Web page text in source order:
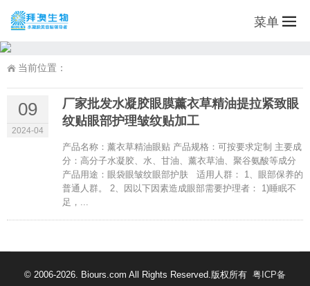
菜单
当前位置：
09
2024-04
厂家批发水凝胶眼膜薰衣草精油提拉紧致眼
纹贴眼部护理皱纹贴加工
产品名称：薰衣草精油眼贴 产品规格：可按要求定制 主要成
分：高分子水凝胶、水、甘油、薰衣草油、聚谷氨酸等成分
产品用途：眼袋眼皱纹眼部护肤 适用人群： 1、眼部保养的
普通人群。 2、因以下因素造成眼部需要护理者： 1)睡眠不
足，...
© 2006-2026. Biours.com All Rights Reserved.版权所有 粤ICP备